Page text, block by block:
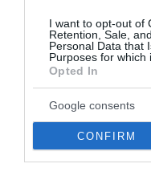
I want to opt-out of
Retention, Sale,
Personal Data that
Purposes for which
Opted In
Google consents
CONFIRM